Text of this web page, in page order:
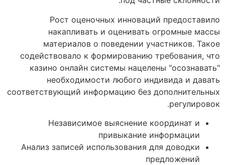
Рост оценочных инноваций предоставило
накапливать и оценивать огромные массы
материалов о поведении участников. Такое
содействовало к формированию требования, что
казино онлайн системы нацелены "осознавать"
необходимости любого индивида и давать
соответствующий информацию без дополнительных
регулировок.
Независимое выяснение координат и
привыкание информации
Анализ записей использования для доводки
предложений